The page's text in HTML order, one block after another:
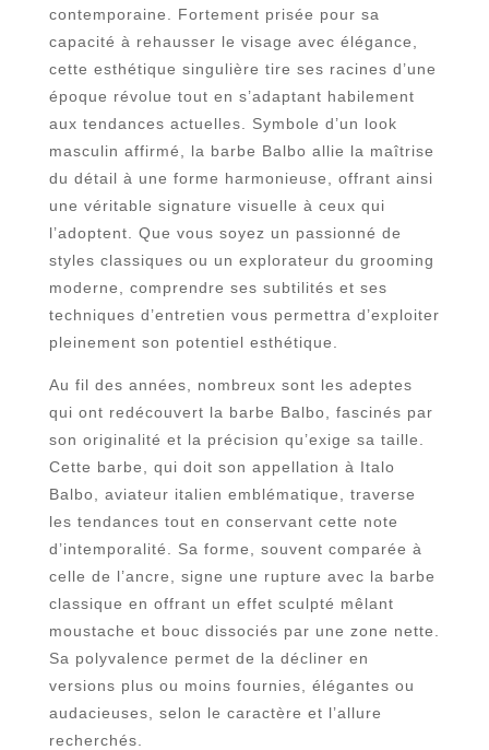
contemporaine. Fortement prisée pour sa
capacité à rehausser le visage avec élégance,
cette esthétique singulière tire ses racines d’une
époque révolue tout en s’adaptant habilement
aux tendances actuelles. Symbole d’un look
masculin affirmé, la barbe Balbo allie la maîtrise
du détail à une forme harmonieuse, offrant ainsi
une véritable signature visuelle à ceux qui
l’adoptent. Que vous soyez un passionné de
styles classiques ou un explorateur du grooming
moderne, comprendre ses subtilités et ses
techniques d’entretien vous permettra d’exploiter
pleinement son potentiel esthétique.
Au fil des années, nombreux sont les adeptes
qui ont redécouvert la barbe Balbo, fascinés par
son originalité et la précision qu’exige sa taille.
Cette barbe, qui doit son appellation à Italo
Balbo, aviateur italien emblématique, traverse
les tendances tout en conservant cette note
d’intemporalité. Sa forme, souvent comparée à
celle de l’ancre, signe une rupture avec la barbe
classique en offrant un effet sculpté mêlant
moustache et bouc dissociés par une zone nette.
Sa polyvalence permet de la décliner en
versions plus ou moins fournies, élégantes ou
audacieuses, selon le caractère et l’allure
recherchés.